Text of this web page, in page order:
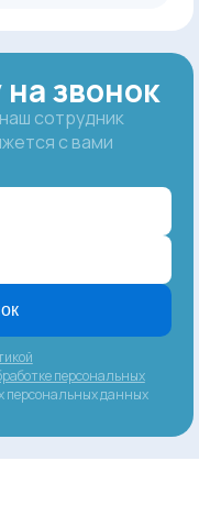
звонок
сотрудник
с вами
персональных
персональных данных